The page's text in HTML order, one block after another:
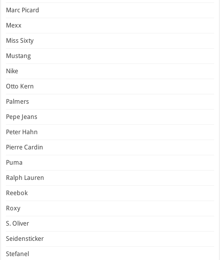
Marc Picard
Mexx
Miss Sixty
Mustang
Nike
Otto Kern
Palmers
Pepe Jeans
Peter Hahn
Pierre Cardin
Puma
Ralph Lauren
Reebok
Roxy
S. Oliver
Seidensticker
Stefanel